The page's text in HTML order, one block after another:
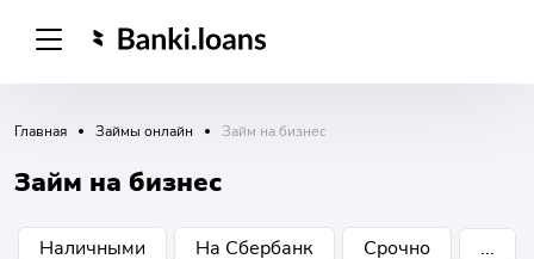
Главная Займы онлайн Займ на бизнес
Займ на бизнес
Наличными На Сбербанк Срочно ...